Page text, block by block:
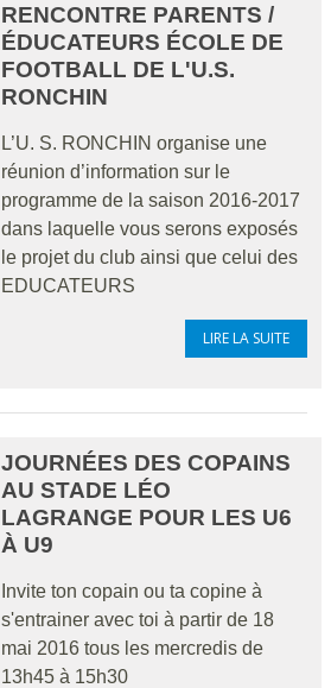
RENCONTRE PARENTS /
ÉDUCATEURS ÉCOLE DE
FOOTBALL DE L'U.S.
RONCHIN
L’U. S. RONCHIN organise une
réunion d’information sur le
programme de la saison 2016-2017
dans laquelle vous serons exposés
le projet du club ainsi que celui des
EDUCATEURS
LIRE LA SUITE
JOURNÉES DES COPAINS
AU STADE LÉO
LAGRANGE POUR LES U6
À U9
Invite ton copain ou ta copine à
s'entrainer avec toi à partir de 18
mai 2016 tous les mercredis de
13h45 à 15h30